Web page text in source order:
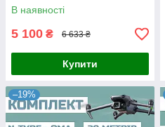
В наявності
5 100 ₴ 6 633 ₴
Купити
–19%